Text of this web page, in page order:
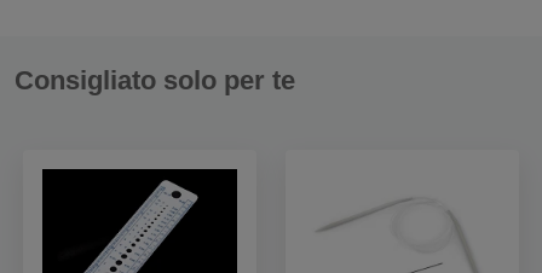
Consigliato solo per te